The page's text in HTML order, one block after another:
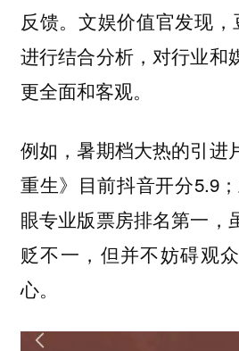
反馈。 文娱价值官发现
进行结合分析，对行业和
更全面和客观。
例如，暑期档大热的引进
重生》目前抖音开分5.9
眼专业版票房排名第一，
贬不一，但并不妨碍观
心。